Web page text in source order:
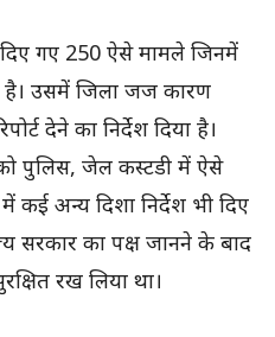
गए 250 ऐसे मामले जिनमें
है। उसमें जिला जज कारण
देने का निर्देश दिया है।
पुलिस, जेल कस्टडी में ऐसे
अन्य दिशा निर्देश भी दिए
सरकार का पक्ष जानने के बाद
रख लिया था।